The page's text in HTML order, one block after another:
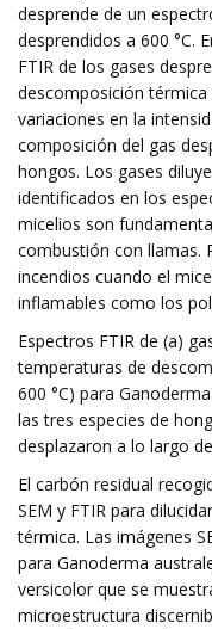
desprende de un
desprendidos a 600 °C.
FTIR de los gases
descomposición térmica
variaciones en la
composición del gas
hongos. Los gases
identificados en los
micelios son
combustión con llamas.
incendios cuando el
inflamables como los
Espectros FTIR de (a)
temperaturas de
600 °C) para
las tres especies de
desplazaron a lo largo
El carbón residual
SEM y FTIR para
térmica. Las imágenes
para Ganoderma
versicolor que se
microestructura